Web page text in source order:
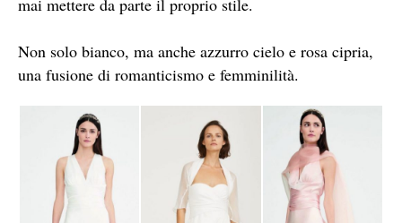
mai mettere da parte il proprio stile.
Non solo bianco, ma anche azzurro cielo e rosa cipria,
una fusione di romanticismo e femminilità.